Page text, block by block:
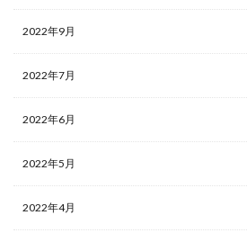
2022年9月
2022年7月
2022年6月
2022年5月
2022年4月